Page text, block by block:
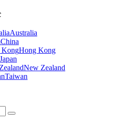
Australia
China
Hong Kong
Japan
New Zealand
Taiwan